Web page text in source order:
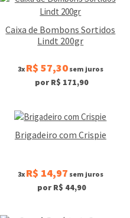
Caixa de Bombons Sortidos
Lindt 200gr
3x R$ 57,30sem juros
por R$ 171,90
Brigadeiro com Crispie
3x R$ 14,97 sem juros
por R$ 44,90